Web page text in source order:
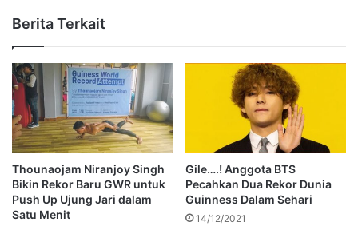
Berita Terkait
Thounaojam Niranjoy Singh
Bikin Rekor Baru GWR untuk
Push Up Ujung Jari dalam
Satu Menit
Gile….! Anggota BTS
Pecahkan Dua Rekor Dunia
Guinness Dalam Sehari
14/12/2021